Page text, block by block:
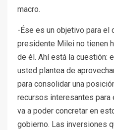
macro.
-Ése es un objetivo para el
presidente Milei no tienen
de él. Ahí está la cuestión:
usted plantea de
para consolidar una
recursos interesantes para
va a poder concretar en
gobierno. Las inversiones